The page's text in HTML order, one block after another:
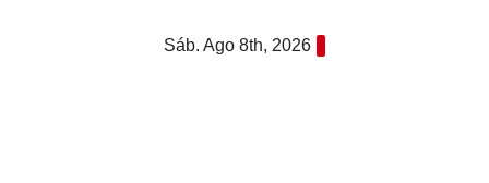
Sáb. Ago 8th, 2026